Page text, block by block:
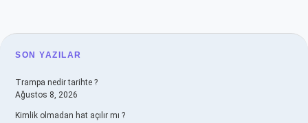
SIDEBAR
SON YAZILAR
Trampa nedir tarihte ?
Ağustos 8, 2026
Kimlik olmadan hat açılır mı ?